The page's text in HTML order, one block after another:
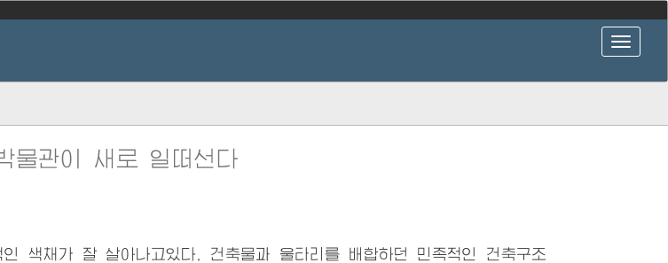
물관이 새로 일떠선다
색채가 잘 살아나고있다. 건축물과 울타리를 배합하던 민족적인 건축구조